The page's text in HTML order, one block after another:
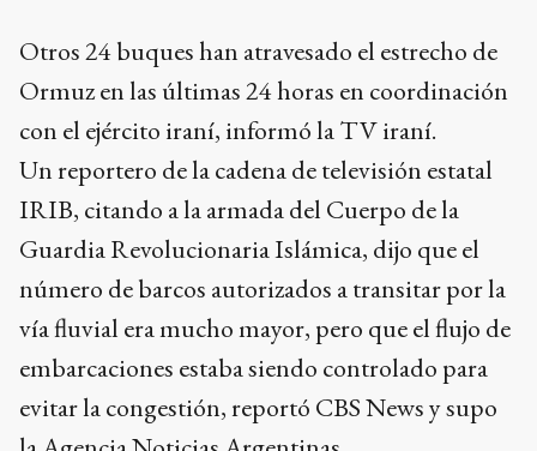
Otros 24 buques han atravesado el estrecho de
Ormuz en las últimas 24 horas en coordinación
con el ejército iraní, informó la TV iraní.
Un reportero de la cadena de televisión estatal
IRIB, citando a la armada del Cuerpo de la
Guardia Revolucionaria Islámica, dijo que el
número de barcos autorizados a transitar por la
vía fluvial era mucho mayor, pero que el flujo de
embarcaciones estaba siendo controlado para
evitar la congestión, reportó CBS News y supo